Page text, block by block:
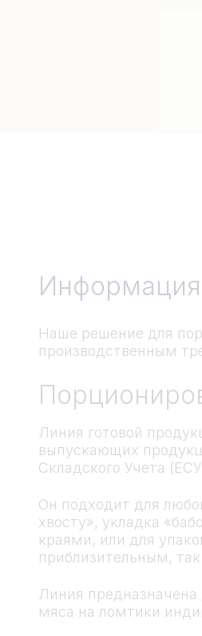
Информация
Наше решение для
производственным
Линия готовой
выпускающих
Складского Учета
Он подходит для
хвосту», укладка
краями, или для
приблизительным,
Линия предназначена
мяса на ломтики